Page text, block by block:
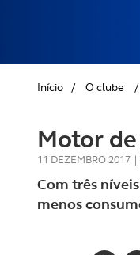
GOLFE
Início / O clube /
Motor
11 DEZEMBRO 2017 |
Com três
menos